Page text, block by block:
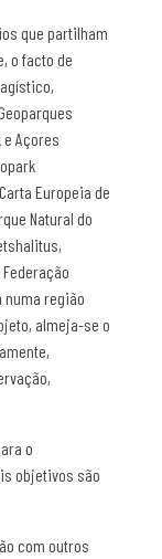
que partilham
o facto de
e Açores
Europeia de
Natural do
numa região
almeja-se o
o
objetivos são
com outros